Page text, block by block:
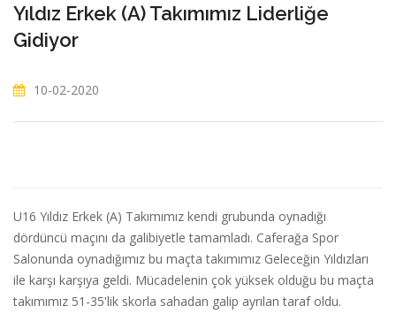
Yıldız Erkek (A) Takımımız Liderliğe
Gidiyor
10-02-2020
U16 Yıldız Erkek (A) Takımımız kendi grubunda oynadığı
dördüncü maçını da galibiyetle tamamladı. Caferağa Spor
Salonunda oynadığımız bu maçta takımımız Geleceğin Yıldızları
ile karşı karşıya geldi. Mücadelenin çok yüksek olduğu bu maçta
takımımız 51-35'lik skorla sahadan galip ayrılan taraf oldu.